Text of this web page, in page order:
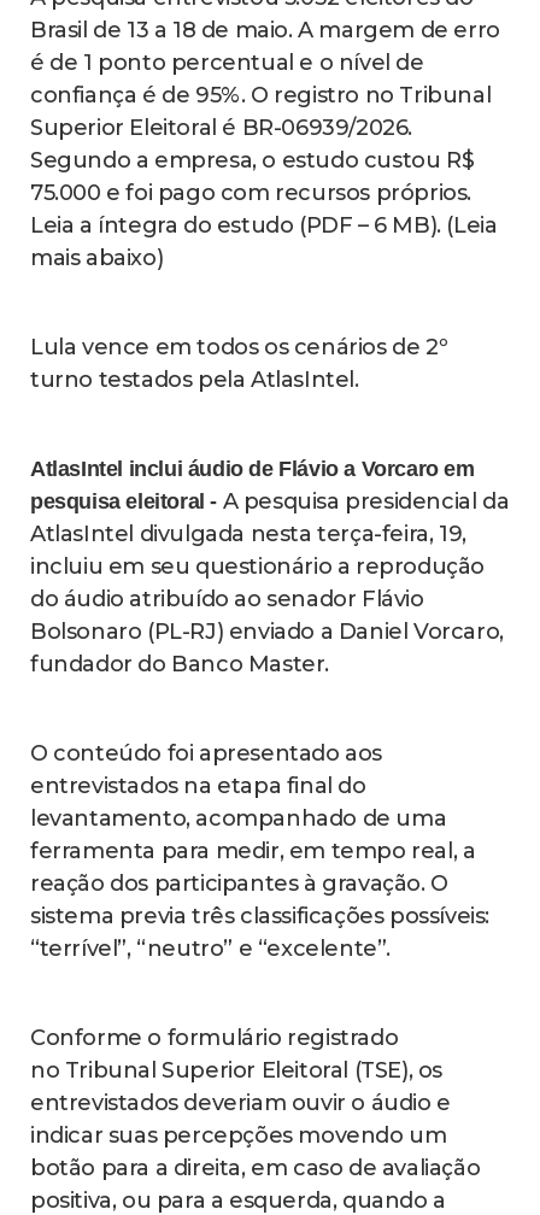
Brasil de 13 a 18 de maio. A margem de erro
é de 1 ponto percentual e o nível de
confiança é de 95%. O registro no Tribunal
Superior Eleitoral é BR-06939/2026.
Segundo a empresa, o estudo custou R$
75.000 e foi pago com recursos próprios.
Leia a íntegra do estudo (PDF – 6 MB). (Leia
mais abaixo)
Lula vence em todos os cenários de 2º
turno testados pela AtlasIntel.
AtlasIntel inclui áudio de Flávio a Vorcaro em
pesquisa eleitoral - A pesquisa presidencial da
AtlasIntel divulgada nesta terça-feira, 19,
incluiu em seu questionário a reprodução
do áudio atribuído ao senador Flávio
Bolsonaro (PL-RJ) enviado a Daniel Vorcaro,
fundador do Banco Master.
O conteúdo foi apresentado aos
entrevistados na etapa final do
levantamento, acompanhado de uma
ferramenta para medir, em tempo real, a
reação dos participantes à gravação. O
sistema previa três classificações possíveis:
“terrível”, “neutro” e “excelente”.
Conforme o formulário registrado
no Tribunal Superior Eleitoral (TSE), os
entrevistados deveriam ouvir o áudio e
indicar suas percepções movendo um
botão para a direita, em caso de avaliação
positiva, ou para a esquerda, quando a